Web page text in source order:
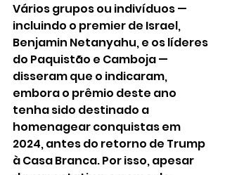
Vários grupos ou indivíduos —
incluindo o premier de Israel,
Benjamin Netanyahu, e os líderes
do Paquistão e Camboja —
disseram que o indicaram,
embora o prêmio deste ano
tenha sido destinado a
homenagear conquistas em
2024, antes do retorno de Trump
à Casa Branca. Por isso, apesar